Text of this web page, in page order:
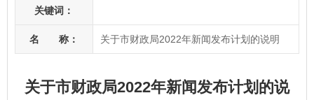
关键词：
名 称： 关于市财政局2022年新闻发布计划的说明
关于市财政局2022年新闻发布计划的说